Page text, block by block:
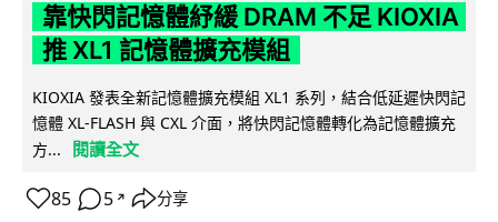
靠快閃記憶體紓緩 DRAM 不足 KIOXIA
推 XL1 記憶體擴充模組
KIOXIA 發表全新記憶體擴充模組 XL1 系列，結合低延遲快閃記
憶體 XL-FLASH 與 CXL 介面，將快閃記憶體轉化為記憶體擴充
方...
閱讀全文
85 5 ↗ 分享